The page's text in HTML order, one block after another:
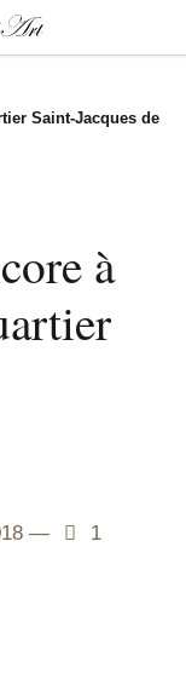
Saint-Jacques de
à
1
1